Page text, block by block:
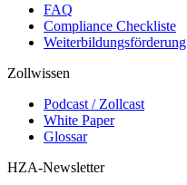
FAQ
Compliance Checkliste
Weiterbildungsförderung
Zollwissen
Podcast / Zollcast
White Paper
Glossar
HZA-Newsletter